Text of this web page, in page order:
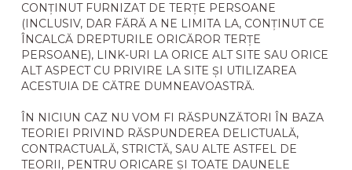
CONȚINUT FURNIZAT DE TERȚE PERSOANE
(INCLUSIV, DAR FĂRĂ A NE LIMITA LA, CONȚINUT CE
ÎNCALCĂ DREPTURILE ORICĂROR TERȚE
PERSOANE), LINK-URI LA ORICE ALT SITE SAU ORICE
ALT ASPECT CU PRIVIRE LA SITE ȘI UTILIZAREA
ACESTUIA DE CĂTRE DUMNEAVOASTRĂ.
ÎN NICIUN CAZ NU VOM FI RĂSPUNZĂTORI ÎN BAZA
TEORIEI PRIVIND RĂSPUNDEREA DELICTUALĂ,
CONTRACTUALĂ, STRICTĂ, SAU ALTE ASTFEL DE
TEORII, PENTRU ORICARE ȘI TOATE DAUNELE